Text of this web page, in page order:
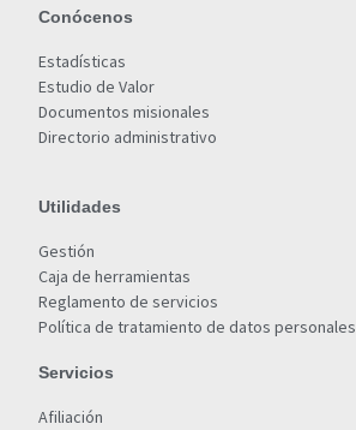
Conócenos
Estadísticas
Estudio de Valor
Documentos misionales
Directorio administrativo
Utilidades
Gestión
Caja de herramientas
Reglamento de servicios
Política de tratamiento de datos personales
Servicios
Afiliación